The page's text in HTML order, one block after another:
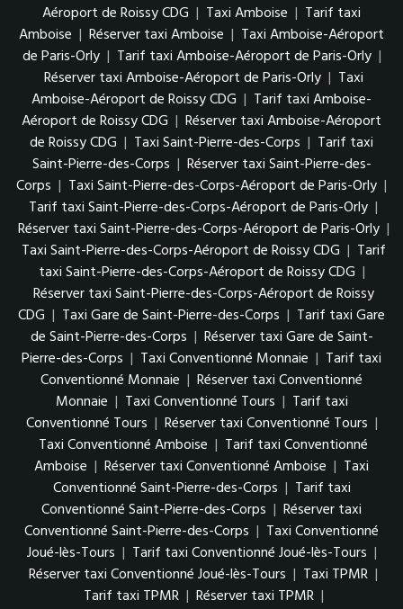
Aéroport de Roissy CDG | Taxi Amboise | Tarif taxi
Amboise | Réserver taxi Amboise | Taxi Amboise-Aéroport
de Paris-Orly | Tarif taxi Amboise-Aéroport de Paris-Orly |
Réserver taxi Amboise-Aéroport de Paris-Orly | Taxi
Amboise-Aéroport de Roissy CDG | Tarif taxi Amboise-
Aéroport de Roissy CDG | Réserver taxi Amboise-Aéroport
de Roissy CDG | Taxi Saint-Pierre-des-Corps | Tarif taxi
Saint-Pierre-des-Corps | Réserver taxi Saint-Pierre-des-
Corps | Taxi Saint-Pierre-des-Corps-Aéroport de Paris-Orly |
Tarif taxi Saint-Pierre-des-Corps-Aéroport de Paris-Orly |
Réserver taxi Saint-Pierre-des-Corps-Aéroport de Paris-Orly |
Taxi Saint-Pierre-des-Corps-Aéroport de Roissy CDG | Tarif
taxi Saint-Pierre-des-Corps-Aéroport de Roissy CDG |
Réserver taxi Saint-Pierre-des-Corps-Aéroport de Roissy
CDG | Taxi Gare de Saint-Pierre-des-Corps | Tarif taxi Gare
de Saint-Pierre-des-Corps | Réserver taxi Gare de Saint-
Pierre-des-Corps | Taxi Conventionné Monnaie | Tarif taxi
Conventionné Monnaie | Réserver taxi Conventionné
Monnaie | Taxi Conventionné Tours | Tarif taxi
Conventionné Tours | Réserver taxi Conventionné Tours |
Taxi Conventionné Amboise | Tarif taxi Conventionné
Amboise | Réserver taxi Conventionné Amboise | Taxi
Conventionné Saint-Pierre-des-Corps | Tarif taxi
Conventionné Saint-Pierre-des-Corps | Réserver taxi
Conventionné Saint-Pierre-des-Corps | Taxi Conventionné
Joué-lès-Tours | Tarif taxi Conventionné Joué-lès-Tours |
Réserver taxi Conventionné Joué-lès-Tours | Taxi TPMR |
Tarif taxi TPMR | Réserver taxi TPMR |